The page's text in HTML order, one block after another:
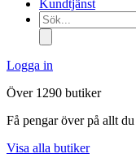
Kundtjänst
Sök...
Logga in
Över 1290 butiker
Få pengar över på allt
Visa alla butiker